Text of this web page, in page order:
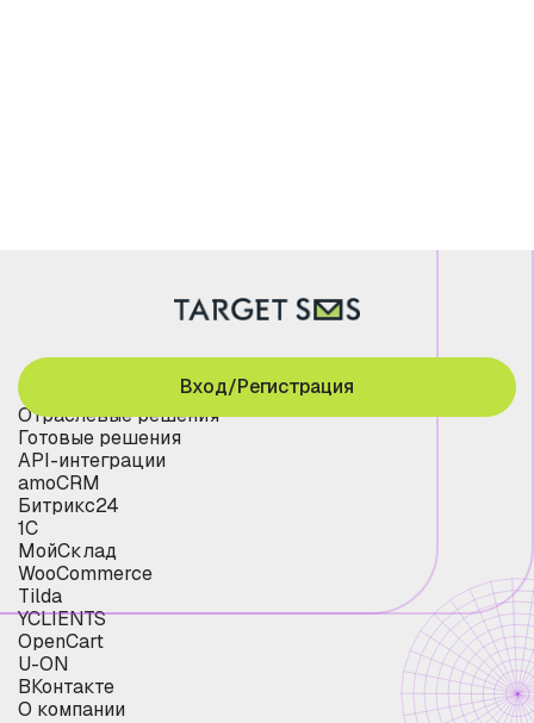
Отраслевые решения
Готовые решения
API-интеграции
amoCRM
Битрикс24
1С
МойСклад
WooCommerce
Tilda
YCLIENTS
OpenCart
U-ON
ВКонтакте
О компании
Вход/Регистрация